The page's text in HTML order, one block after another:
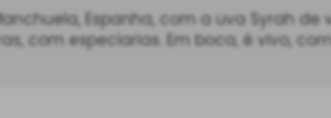
Espanha, com a uva Syrah de
com especiarias. Em boca, é vivo,